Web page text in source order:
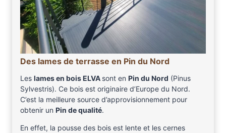
Des lames de terrasse en Pin du Nord
Les lames en bois ELVA sont en Pin du Nord (Pinus
Sylvestris). Ce bois est originaire d’Europe du Nord.
C’est la meilleure source d’approvisionnement pour
obtenir un Pin de qualité.
En effet, la pousse des bois est lente et les cernes